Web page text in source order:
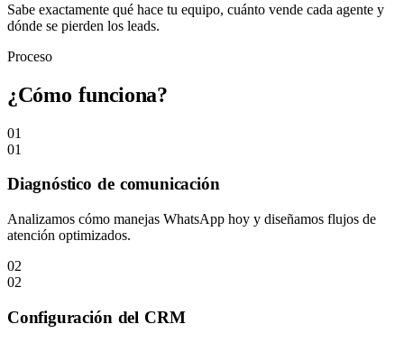
Sabe exactamente qué hace tu equipo, cuánto vende cada agente y
dónde se pierden los leads.
Proceso
¿Cómo funciona?
01
01
Diagnóstico de comunicación
Analizamos cómo manejas WhatsApp hoy y diseñamos flujos de
atención optimizados.
02
02
Configuración del CRM